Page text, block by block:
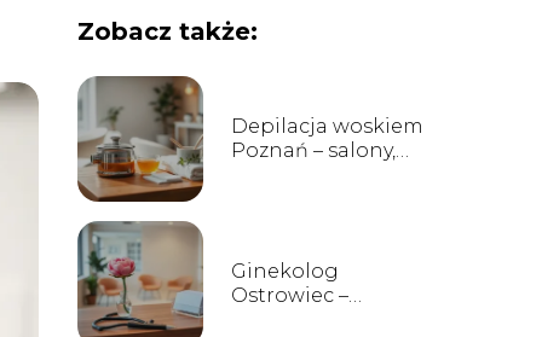
Zobacz także:
Depilacja woskiem
Poznań – salony,
Ginekolog
Ostrowiec –